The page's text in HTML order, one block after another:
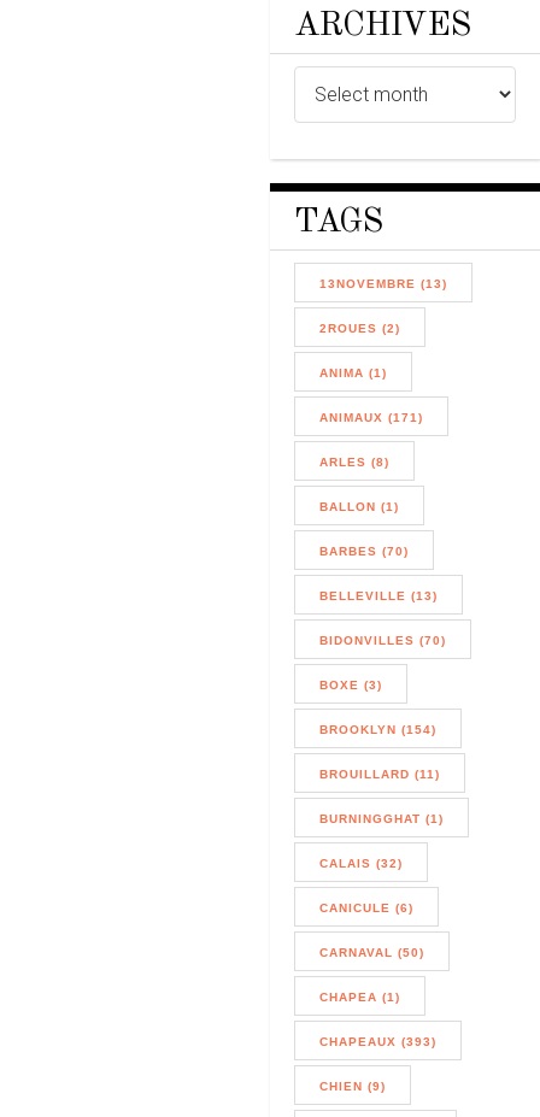
ARCHIVES
TAGS
13NOVEMBRE (13)
2ROUES (2)
ANIMA (1)
ANIMAUX (171)
ARLES (8)
BALLON (1)
BARBES (70)
BELLEVILLE (13)
BIDONVILLES (70)
BOXE (3)
BROOKLYN (154)
BROUILLARD (11)
BURNINGGHAT (1)
CALAIS (32)
CANICULE (6)
CARNAVAL (50)
CHAPEA (1)
CHAPEAUX (393)
CHIEN (9)